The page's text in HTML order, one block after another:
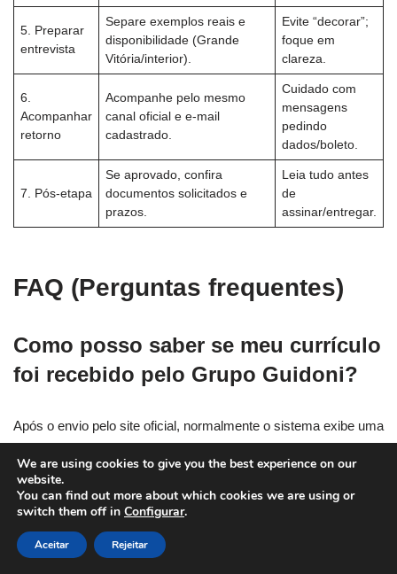
5. Preparar
entrevista
Separe exemplos reais e
disponibilidade (Grande
Vitória/interior).
Evite “decorar”;
foque em
clareza.
6.
Acompanhar
retorno
Acompanhe pelo mesmo
canal oficial e e-mail
cadastrado.
Cuidado com
mensagens
pedindo
dados/boleto.
7. Pós-etapa
Se aprovado, confira
documentos solicitados e
prazos.
Leia tudo antes
de
assinar/entregar.
FAQ (Perguntas frequentes)
Como posso saber se meu currículo
foi recebido pelo Grupo Guidoni?
Após o envio pelo site oficial, normalmente o sistema exibe uma
mensagem de confirmação. Guarde prints ou e-mails
recebidos. Caso não receba confirmação, aguarde alguns dias
e, se necessário, envie uma dúvida pelo próprio formulário de
contato no Trabalhe Conosco.
O Grupo Guidoni divulga vagas
We are using cookies to give you the best experience on our
website.
You can find out more about which cookies we are using or
switch them off in Configurar.
Aceitar Rejeitar